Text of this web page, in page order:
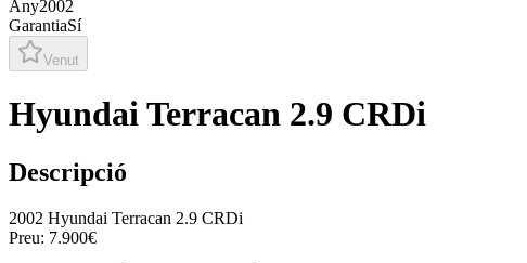
Any2002
GarantiaSí
Venut
Hyundai Terracan 2.9 CRDi
Descripció
2002 Hyundai Terracan 2.9 CRDi
Preu: 7.900€